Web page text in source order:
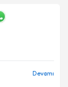
Devamı